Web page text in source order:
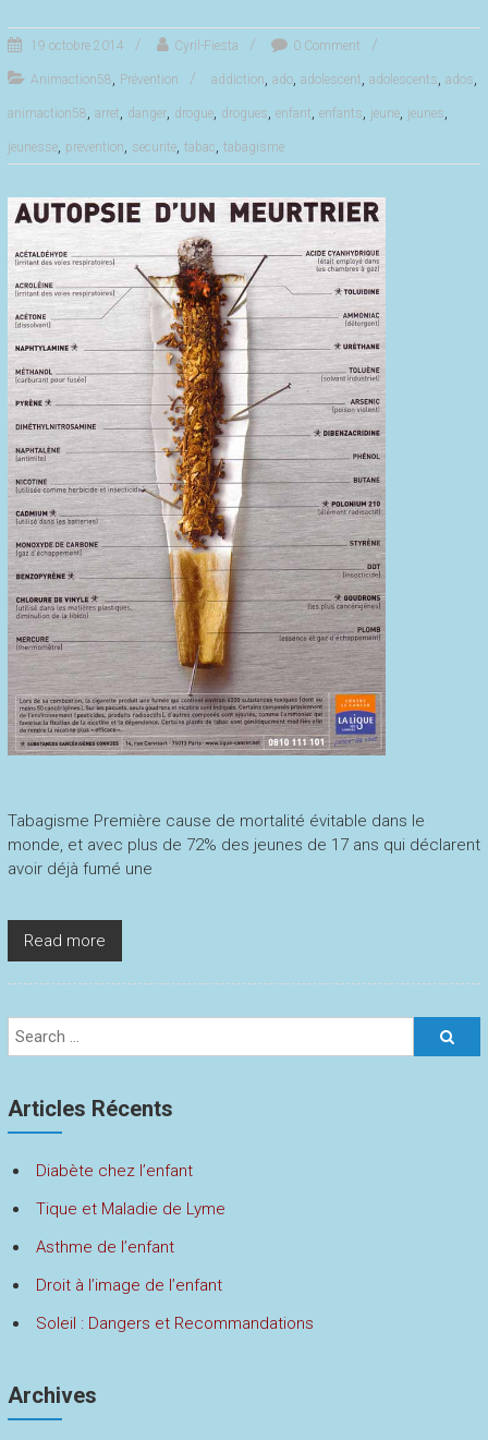
19 octobre 2014 Cyril-Fiesta 0 Comment
Animaction58, Prévention addiction, ado, adolescent, adolescents, ados,
animaction58, arret, danger, drogue, drogues, enfant, enfants, jeune, jeunes,
jeunesse, prevention, securite, tabac, tabagisme
Tabagisme Première cause de mortalité évitable dans le
monde, et avec plus de 72% des jeunes de 17 ans qui déclarent
avoir déjà fumé une
Read more
Articles Récents
Diabète chez l’enfant
Tique et Maladie de Lyme
Asthme de l’enfant
Droit à l’image de l’enfant
Soleil : Dangers et Recommandations
Archives